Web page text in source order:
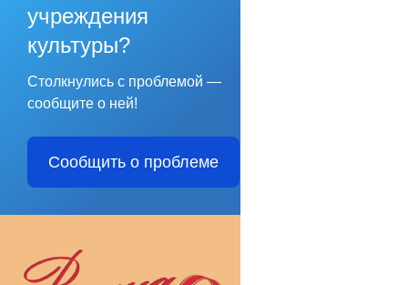
учреждения
культуры?
Столкнулись с проблемой —
сообщите о ней!
Сообщить о проблеме